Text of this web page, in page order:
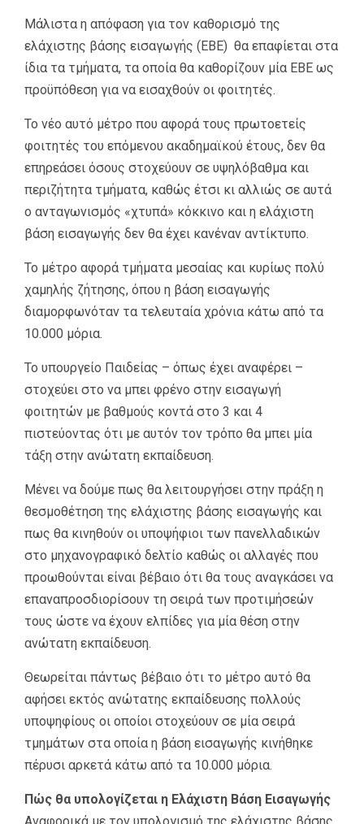
Μάλιστα η απόφαση για τον καθορισμό της
ελάχιστης βάσης εισαγωγής (ΕΒΕ) θα επαφίεται στα
ίδια τα τμήματα, τα οποία θα καθορίζουν μία ΕΒΕ ως
προϋπόθεση για να εισαχθούν οι φοιτητές.
Το νέο αυτό μέτρο που αφορά τους πρωτοετείς
φοιτητές του επόμενου ακαδημαϊκού έτους, δεν θα
επηρεάσει όσους στοχεύουν σε υψηλόβαθμα και
περιζήτητα τμήματα, καθώς έτσι κι αλλιώς σε αυτά
ο ανταγωνισμός «χτυπά» κόκκινο και η ελάχιστη
βάση εισαγωγής δεν θα έχει κανέναν αντίκτυπο.
Το μέτρο αφορά τμήματα μεσαίας και κυρίως πολύ
χαμηλής ζήτησης, όπου η βάση εισαγωγής
διαμορφωνόταν τα τελευταία χρόνια κάτω από τα
10.000 μόρια.
Το υπουργείο Παιδείας – όπως έχει αναφέρει –
στοχεύει στο να μπει φρένο στην εισαγωγή
φοιτητών με βαθμούς κοντά στο 3 και 4
πιστεύοντας ότι με αυτόν τον τρόπο θα μπει μία
τάξη στην ανώτατη εκπαίδευση.
Μένει να δούμε πως θα λειτουργήσει στην πράξη η
θεσμοθέτηση της ελάχιστης βάσης εισαγωγής και
πως θα κινηθούν οι υποψήφιοι των πανελλαδικών
στο μηχανογραφικό δελτίο καθώς οι αλλαγές που
προωθούνται είναι βέβαιο ότι θα τους αναγκάσει να
επαναπροσδιορίσουν τη σειρά των προτιμήσεών
τους ώστε να έχουν ελπίδες για μία θέση στην
ανώτατη εκπαίδευση.
Θεωρείται πάντως βέβαιο ότι το μέτρο αυτό θα
αφήσει εκτός ανώτατης εκπαίδευσης πολλούς
υποψηφίους οι οποίοι στοχεύουν σε μία σειρά
τμημάτων στα οποία η βάση εισαγωγής κινήθηκε
πέρυσι αρκετά κάτω από τα 10.000 μόρια.
Πώς θα υπολογίζεται η Ελάχιστη Βάση Εισαγωγής